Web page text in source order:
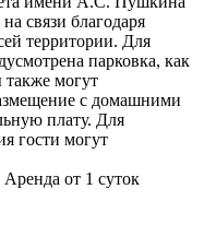
связи благодаря
территории. Для
парковка, как
могут
с домашними
плату. Для
гости могут
Аренда от 1 суток